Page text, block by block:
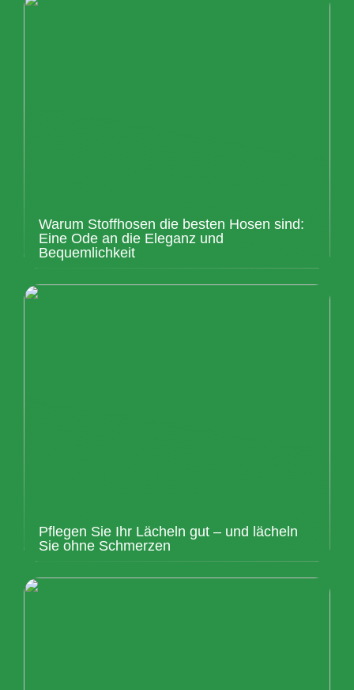
Warum Stoffhosen die besten Hosen sind:
Eine Ode an die Eleganz und
Bequemlichkeit
Pflegen Sie Ihr Lächeln gut – und lächeln
Sie ohne Schmerzen